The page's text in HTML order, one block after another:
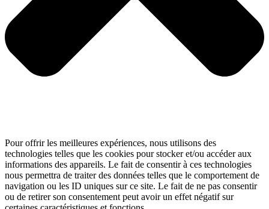
Pour offrir les meilleures expériences, nous utilisons des
technologies telles que les cookies pour stocker et/ou accéder aux
informations des appareils. Le fait de consentir à ces technologies
nous permettra de traiter des données telles que le comportement de
navigation ou les ID uniques sur ce site. Le fait de ne pas consentir
ou de retirer son consentement peut avoir un effet négatif sur